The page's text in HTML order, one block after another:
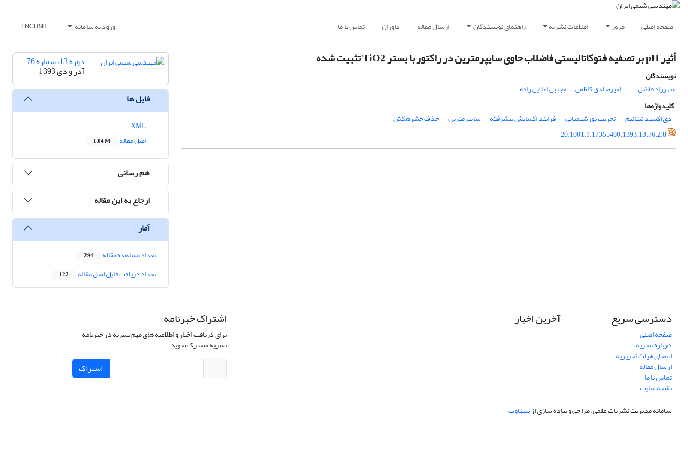
صفحه اصلی مرور اطلاعات نشریه راهنمای نویسندگان ارسال مقاله داوران تماس با ما ورود به سامانه ENGLISH
أثیر pH بر تصفیه فتوکاتالیستی فاضلاب حاوی سایپرمترین در راکتور با بستر TiO2 تثبیت شده
نویسندگان
شهرزاد فاضل
امیرصادق کاظمی
مجتبی اعلایی زاده
کلیدواژه‌ها
دی اکسید تیتانیم
تخریب نورشیمیایی فرایند اکسایش پیشرفته سایپرمترین
حذف حشره‏کش
20.1001.1.17355400.1393.13.76.2.8
دوره 13، شماره 76
آذر و دی 1393
فایل ها
اصل مقاله
1.04 M
هم رسانی
ارجاع به این مقاله
آمار
تعداد مشاهده مقاله 294
تعداد دریافت فایل اصل مقاله 122
دسترسی سریع
صفحه اصلی
درباره نشریه
اعضای هیات تحریریه
ارسال مقاله
تماس با ما
نقشه سایت
آخرین اخبار اشتراک خبرنامه
برای دریافت اخبار و اطلاعیه های مهم نشریه در خبرنامه
نشریه مشترک شوید.
اشتراک
سامانه مدیریت نشریات علمی.طراحی و پیاده سازی ازسیناوب